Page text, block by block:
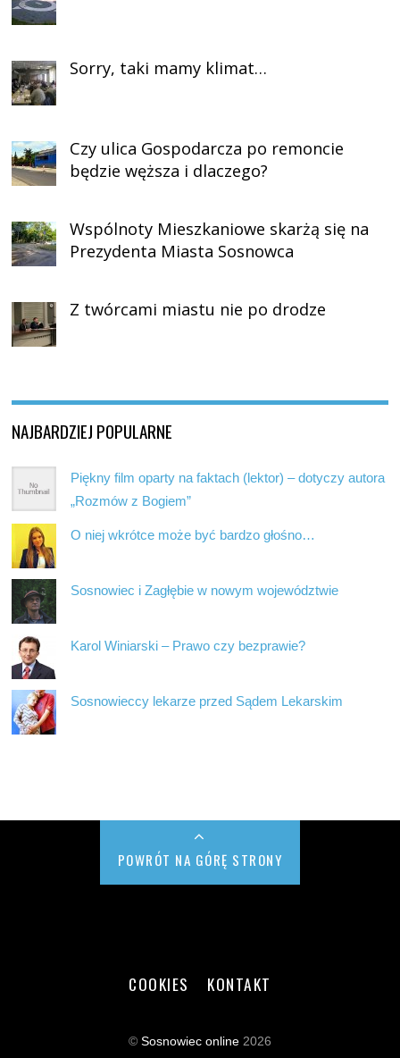
Sorry, taki mamy klimat…
Czy ulica Gospodarcza po remoncie
będzie węższa i dlaczego?
Wspólnoty Mieszkaniowe skarżą się na
Prezydenta Miasta Sosnowca
Z twórcami miastu nie po drodze
NAJBARDZIEJ POPULARNE
Piękny film oparty na faktach (lektor) – dotyczy autora
„Rozmów z Bogiem”
O niej wkrótce może być bardzo głośno…
Sosnowiec i Zagłębie w nowym województwie
Karol Winiarski – Prawo czy bezprawie?
Sosnowieccy lekarze przed Sądem Lekarskim
POWRÓT NA GÓRĘ STRONY
COOKIES KONTAKT
© Sosnowiec online2026